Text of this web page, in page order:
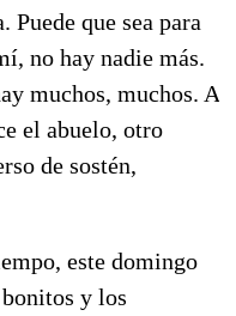
Puede que sea para
no hay nadie más.
muchos, muchos. A
el abuelo, otro
de sostén,
este domingo
y los